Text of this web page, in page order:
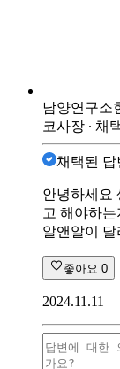
남양연구소
코사장 ∙ 채
채택된 답
안녕하세요
고 해야하
알앤알이
좋아요 0
2024.11.11